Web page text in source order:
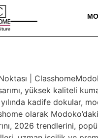
|
yüksek kaliteli
kadife dokular,
olarak
2026 trendlerini,